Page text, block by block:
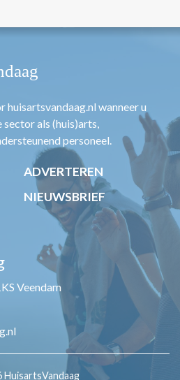
huisartsvandaag.nl wanneer u
als (huis)arts,
personeel.
ADVERTEREN
NIEUWSBRIEF
Veendam